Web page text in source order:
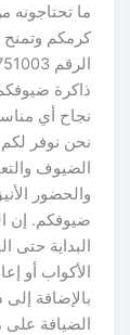
ما تحتاجونه
كرمكم وتمنح
ذاكرة
نجاح أي
نحن نوفر
الضيوف
والحضور
ضيوفكم. إن
البداية حتى
الأكواب أو
بالإضافة
الضيافة على